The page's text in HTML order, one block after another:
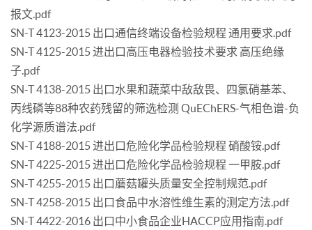
报文.pdf
SN-T 4123-2015 出口通信终端设备检验规程 通用要求.pdf
SN-T 4125-2015 进出口高压电器检验技术要求 高压绝缘
子.pdf
SN-T 4138-2015 出口水果和蔬菜中敌敌畏、四氯硝基苯、
丙线磷等88种农药残留的筛选检测 QuEChERS-气相色谱-负
化学源质谱法.pdf
SN-T 4188-2015 进出口危险化学品检验规程 硝酸铵.pdf
SN-T 4225-2015 进出口危险化学品检验规程 一甲胺.pdf
SN-T 4255-2015 出口蘑菇罐头质量安全控制规范.pdf
SN-T 4258-2015 出口食品中水溶性维生素的测定方法.pdf
SN-T 4422-2016 出口中小食品企业HACCP应用指南.pdf